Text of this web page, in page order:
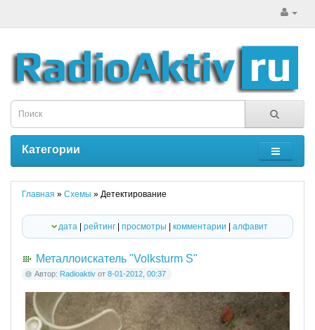
Категории
Главная » Схемы » Детектирование
дата | рейтинг| просмотры | комментарии | алфавит
Металлоискатель "Volksturm S"
Автор: Radioaktiv от 8-01-2012, 00:37